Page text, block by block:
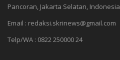
Pancoran, Jakarta Selatan, Indonesia
Email : redaksi.skrinews@gmail.com
Telp/WA : 0822 250000 24